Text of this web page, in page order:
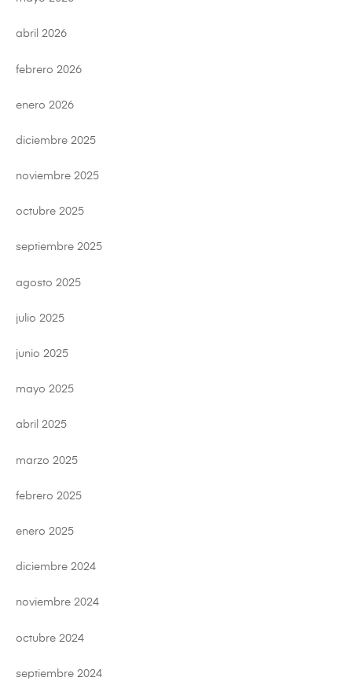
abril 2026
febrero 2026
enero 2026
diciembre 2025
noviembre 2025
octubre 2025
septiembre 2025
agosto 2025
julio 2025
junio 2025
mayo 2025
abril 2025
marzo 2025
febrero 2025
enero 2025
diciembre 2024
noviembre 2024
octubre 2024
septiembre 2024